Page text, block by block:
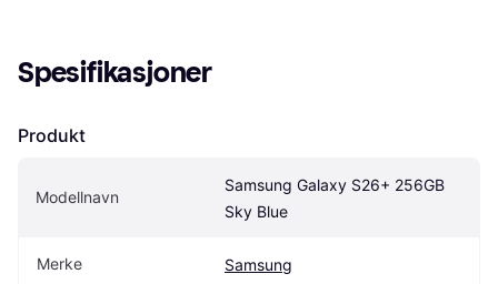
Spesifikasjoner
Produkt
Modellnavn
Samsung Galaxy S26+ 256GB
Sky Blue
Merke Samsung